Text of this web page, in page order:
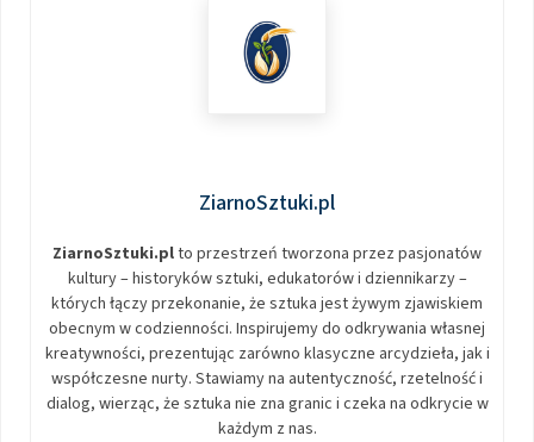
ZiarnoSztuki.pl
ZiarnoSztuki.plto przestrzeń tworzona przez pasjonatów
kultury – historyków sztuki, edukatorów i dziennikarzy –
których łączy przekonanie, że sztuka jest żywym zjawiskiem
obecnym w codzienności. Inspirujemy do odkrywania własnej
kreatywności, prezentując zarówno klasyczne arcydzieła, jak i
współczesne nurty. Stawiamy na autentyczność, rzetelność i
dialog, wierząc, że sztuka nie zna granic i czeka na odkrycie w
każdym z nas.